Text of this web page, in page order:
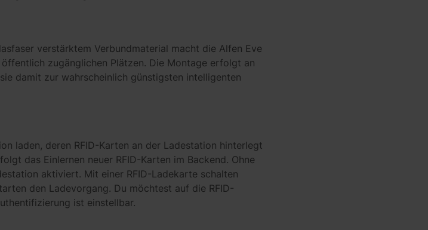
verstärktem Verbundmaterial macht die Alfen Eve
zugänglichen Plätzen. Die Montage erfolgt an
damit zur wahrscheinlich günstigsten intelligenten
laden, deren RFID-Karten an der Ladestation hinterlegt
das Einlernen neuer RFID-Karten im Backend. Ohne
aktiviert. Mit einer RFID-Ladekarte schalten
den Ladevorgang. Du möchtest auf die RFID-
ist einstellbar.